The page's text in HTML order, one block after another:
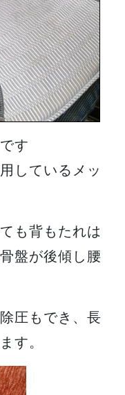
す
しているメッ
も背もたれは
盤が後傾し腰
圧もでき、長
す。